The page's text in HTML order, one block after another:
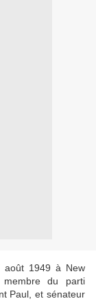
août 1949 à New
du parti
Paul, et sénateur